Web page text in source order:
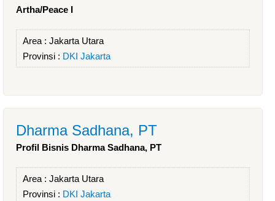
Artha/Peace I
Area : Jakarta Utara
Provinsi : DKI Jakarta
Dharma Sadhana, PT
Profil Bisnis Dharma Sadhana, PT
Area : Jakarta Utara
Provinsi : DKI Jakarta